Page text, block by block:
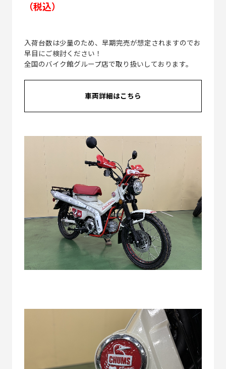
（税込）
入荷台数は少量のため、早期完売が想定されますのでお
早目にご検討ください！
全国のバイク館グループ店で取り扱いしております。
車両詳細はこちら